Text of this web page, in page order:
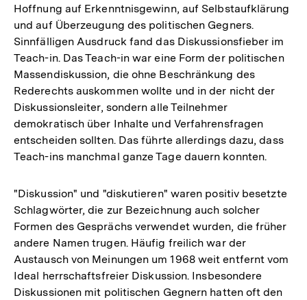
Hoffnung auf Erkenntnisgewinn, auf Selbstaufklärung
und auf Überzeugung des politischen Gegners.
Sinnfälligen Ausdruck fand das Diskussionsfieber im
Teach-in. Das Teach-in war eine Form der politischen
Massendiskussion, die ohne Beschränkung des
Rederechts auskommen wollte und in der nicht der
Diskussionsleiter, sondern alle Teilnehmer
demokratisch über Inhalte und Verfahrensfragen
entscheiden sollten. Das führte allerdings dazu, dass
Teach-ins manchmal ganze Tage dauern konnten.
"Diskussion" und "diskutieren" waren positiv besetzte
Schlagwörter, die zur Bezeichnung auch solcher
Formen des Gesprächs verwendet wurden, die früher
andere Namen trugen. Häufig freilich war der
Austausch von Meinungen um 1968 weit entfernt vom
Ideal herrschaftsfreier Diskussion. Insbesondere
Diskussionen mit politischen Gegnern hatten oft den